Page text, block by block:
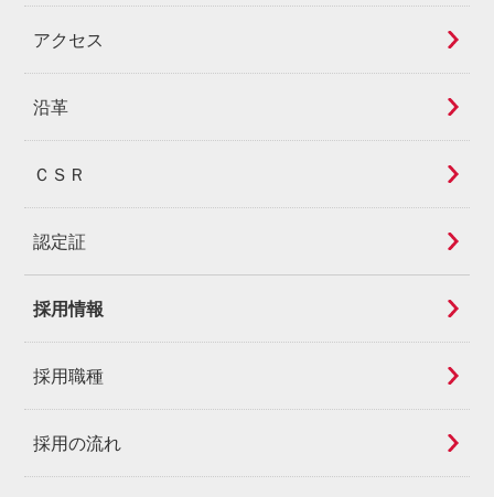
アクセス
沿革
ＣＳＲ
認定証
採用情報
採用職種
採用の流れ